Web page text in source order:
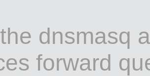
dnsmasq
forward